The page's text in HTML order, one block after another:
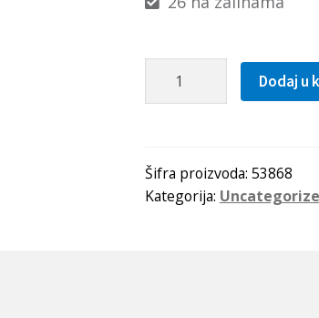
Remenica
količina
Dodaj u
Šifra proizvoda: 53868
Kategorija: